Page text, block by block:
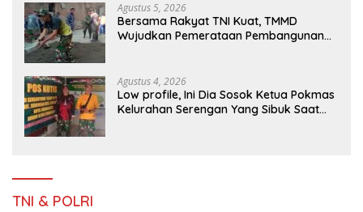
Agustus 5, 2026
Bersama Rakyat TNI Kuat, TMMD
Wujudkan Pemerataan Pembangunan
Agustus 4, 2026
Low profile, Ini Dia Sosok Ketua Pokmas
Kelurahan Serengan Yang Sibuk Saat
TNI & POLRI